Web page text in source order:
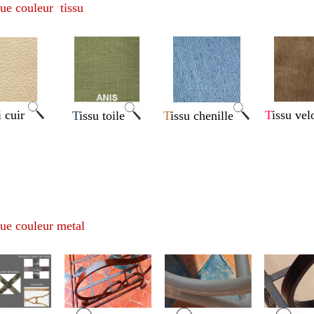
couleur tissu
cuir Tissu toile Tissu chenille Tissu
couleur metal